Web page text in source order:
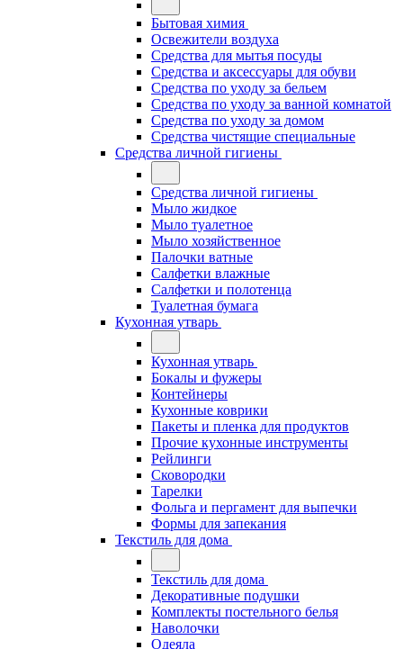
Бытовая химия
Освежители воздуха
Средства для мытья посуды
Средства и аксессуары для обуви
Средства по уходу за бельем
Средства по уходу за ванной комнатой
Средства по уходу за домом
Средства чистящие специальные
Средства личной гигиены
Средства личной гигиены
Мыло жидкое
Мыло туалетное
Мыло хозяйственное
Палочки ватные
Салфетки влажные
Салфетки и полотенца
Туалетная бумага
Кухонная утварь
Кухонная утварь
Бокалы и фужеры
Контейнеры
Кухонные коврики
Пакеты и пленка для продуктов
Прочие кухонные инструменты
Рейлинги
Сковородки
Тарелки
Фольга и пергамент для выпечки
Формы для запекания
Текстиль для дома
Текстиль для дома
Декоративные подушки
Комплекты постельного белья
Наволочки
Одеяла